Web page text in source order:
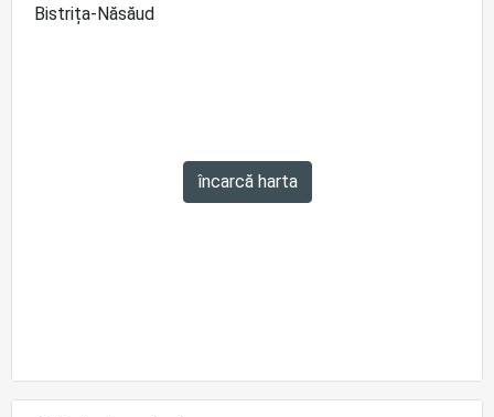
Bistrița-Năsăud
încarcă harta